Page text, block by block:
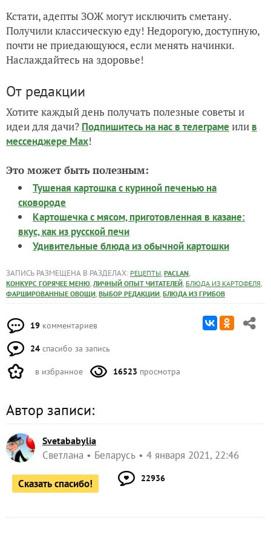
Кстати, адепты ЗОЖ могут исключить сметану.
Получили классическую еду! Недорогую, доступную,
почти не приедающуюся, если менять начинки.
Наслаждайтесь на здоровье!
От редакции
Хотите каждый день получать полезные советы и
идеи для дачи? Подпишитесь на нас в телеграме или в
мессенджере Max!
Это может быть полезным:
Тушеная картошка с куриной печенью на
сковороде
Картошечка с мясом, приготовленная в казане:
вкус, как из русской печи
Удивительные блюда из обычной картошки
ЗАПИСЬ РАЗМЕЩЕНА В РАЗДЕЛАХ: РЕЦЕПТЫ, PACLAN,
КОНКУРС ГОРЯЧЕЕ МЕНЮ, ЛИЧНЫЙ ОПЫТ ЧИТАТЕЛЕЙ, БЛЮДА ИЗ КАРТОФЕЛЯ,
ФАРШИРОВАННЫЕ ОВОЩИ, ВЫБОР РЕДАКЦИИ, БЛЮДА ИЗ ГРИБОВ
19 комментариев
24 спасибо за запись
в избранное 16523 просмотра
Автор записи:
Svetababylia
Светлана Беларусь 4 января 2021, 22:46
Сказать спасибо! 22936